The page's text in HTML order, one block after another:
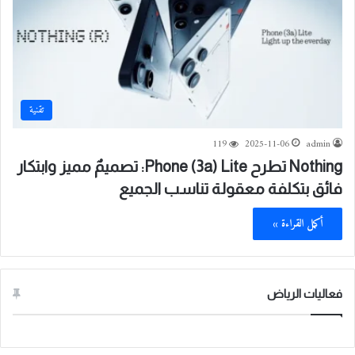
تقنية
admin
2025-11-06
119
Nothing تطرح Phone (3a) Lite: تصميمٌ مميز وابتكار
فائق بتكلفة معقولة تناسب الجميع
أكمل القراءة »
فعاليات الرياض